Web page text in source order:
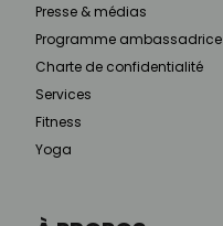
Presse & médias
Programme ambassadrice
Charte de confidentialité
Services
Fitness
Yoga